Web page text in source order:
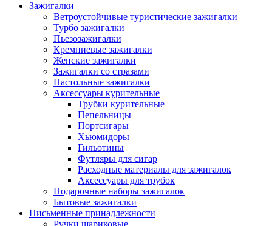
Зажигалки
Ветроустойчивые туристические зажигалки
Турбо зажигалки
Пьезозажигалки
Кремниевые зажигалки
Женские зажигалки
Зажигалки со стразами
Настольные зажигалки
Аксессуары курительные
Трубки курительные
Пепельницы
Портсигары
Хьюмидоры
Гильотины
Футляры для сигар
Расходные материалы для зажигалок
Аксессуары для трубок
Подарочные наборы зажигалок
Бытовые зажигалки
Письменные принадлежности
Ручки шариковые